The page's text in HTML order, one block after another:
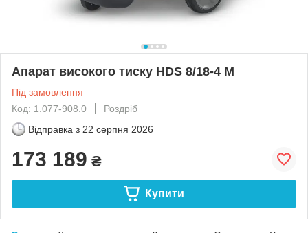
Апарат високого тиску HDS 8/18-4 M
Під замовлення
Код: 1.077-908.0
Роздріб
Відправка з 22 серпня 2026
173 189 ₴
Купити